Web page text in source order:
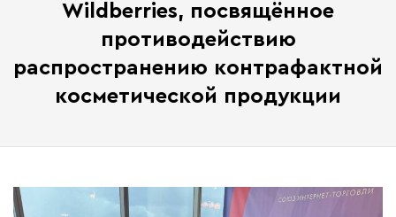
Wildberries, посвящённое
противодействию
распространению контрафактной
косметической продукции